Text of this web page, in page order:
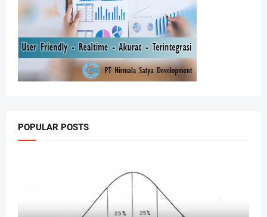
POPULAR POSTS